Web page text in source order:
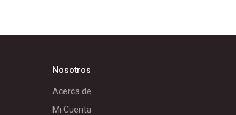
Nosotros
Acerca de
Mi Cuenta